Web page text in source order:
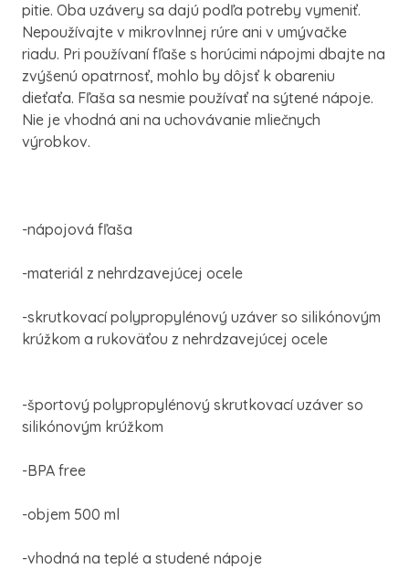
pitie. Oba uzávery sa dajú podľa potreby vymeniť.
Nepoužívajte v mikrovlnnej rúre ani v umývačke
riadu. Pri používaní fľaše s horúcimi nápojmi dbajte na
zvýšenú opatrnosť, mohlo by dôjsť k obareniu
dieťaťa. Fľaša sa nesmie používať na sýtené nápoje.
Nie je vhodná ani na uchovávanie mliečnych
výrobkov.
-nápojová fľaša
-materiál z nehrdzavejúcej ocele
-skrutkovací polypropylénový uzáver so silikónovým
krúžkom a rukoväťou z nehrdzavejúcej ocele
-športový polypropylénový skrutkovací uzáver so
silikónovým krúžkom
-BPA free
-objem 500 ml
-vhodná na teplé a studené nápoje